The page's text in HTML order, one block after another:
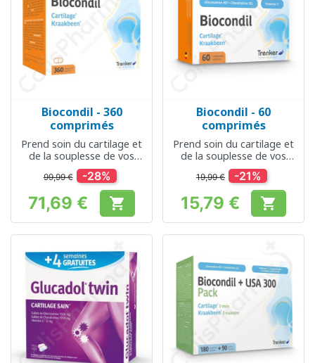
Biocondil - 360
comprimés
Prend soin du cartilage et
de la souplesse de vos
articulations
99,99 € -28%
Prix
71,69 € 
Biocondil - 60
comprimés
Prend soin du cartilage et
de la souplesse de vos
articulations
19,99 € -21%
Prix
15,79 € 